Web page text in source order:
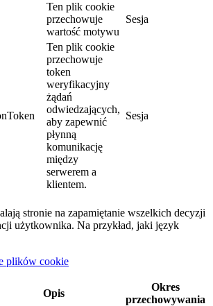
Ten plik cookie
przechowuje
wartość motywu
Sesja
Ten plik cookie
przechowuje
token
weryfikacyjny
żądań
odwiedzających,
aby zapewnić
płynną
komunikację
między
serwerem a
klientem.
Sesja
stronie na zapamiętanie wszelkich decyzji
użytkownika. Na przykład, jaki język
plików cookie
Opis
Okres
przechowywania